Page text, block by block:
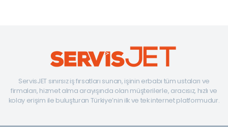
ServisJET sınırsız iş fırsatları sunan, işinin erbabı tüm ustaları ve
firmaları, hizmet alma arayışında olan müşterilerle, aracısız, hızlı ve
kolay erişim ile buluşturan Türkiye’nin ilk ve tek internet platformudur.